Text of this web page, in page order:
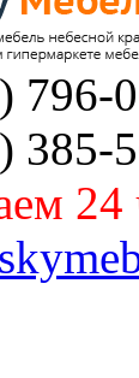
796-
385-
24